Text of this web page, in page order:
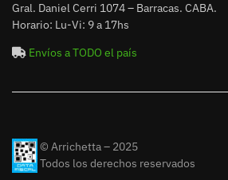
Gral. Daniel Cerri 1074 – Barracas. CABA.
Horario: Lu-Vi: 9 a 17hs
Envíos a TODO el país
© Arrichetta – 2025
Todos los derechos reservados